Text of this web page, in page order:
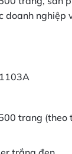
doanh nghiệp
trang (theo